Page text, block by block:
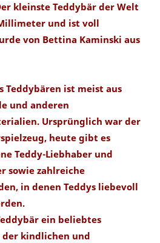
kleinste Teddybär der Welt
und ist voll
von Bettina Kaminski aus
Teddybären ist meist aus
und anderen
Ursprünglich war der
heute gibt es
Teddy-Liebhaber und
sowie zahlreiche
in denen Teddys liebevoll
ein beliebtes
der kindlichen und